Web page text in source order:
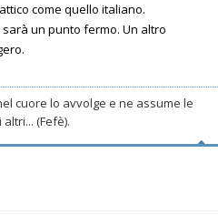
come quello italiano.
un punto fermo. Un altro
cuore lo avvolge e ne assume le
(Fefè).